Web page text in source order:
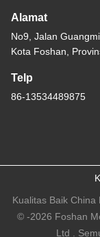
Alamat
No9, Jalan
Kota Foshan,
Telp
86-13534489875
Kualitas Baik
© -2026 Foshan
Ltd .